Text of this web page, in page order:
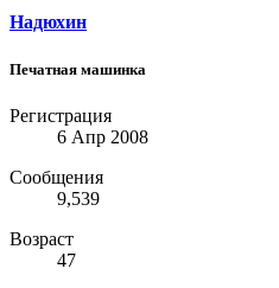
Надюхин
Печатная машинка
Регистрация
6 Апр 2008
Сообщения
9,539
Возраст
47